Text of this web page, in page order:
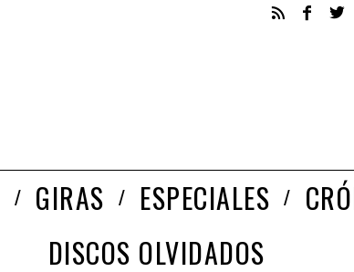
GIRAS ESPECIALES
DISCOS OLVIDADOS